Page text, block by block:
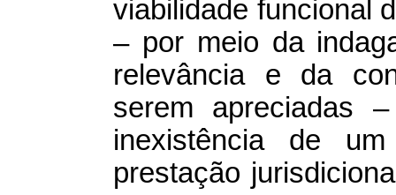
viabilidade funcional
– por meio da
relevância e da
serem apreciadas
inexistência de
prestação